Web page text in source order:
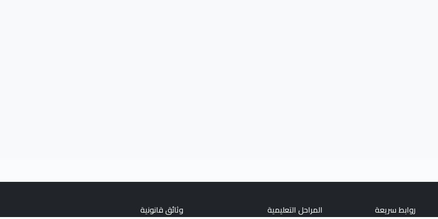
روابط سريعة المراحل التعليمية وثائق قانونية